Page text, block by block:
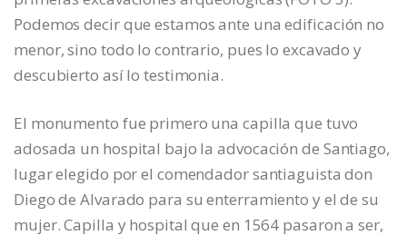
Podemos decir que estamos ante una edificación no
menor, sino todo lo contrario, pues lo excavado y
descubierto así lo testimonia.
El monumento fue primero una capilla que tuvo
adosada un hospital bajo la advocación de Santiago,
lugar elegido por el comendador santiaguista don
Diego de Alvarado para su enterramiento y el de su
mujer. Capilla y hospital que en 1564 pasaron a ser,